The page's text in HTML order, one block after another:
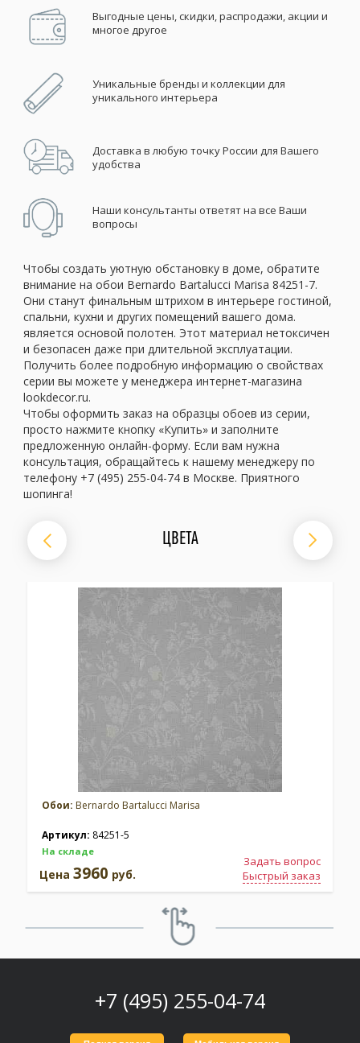
Выгодные цены, скидки, распродажи, акции и
многое другое
Уникальные бренды и коллекции для
уникального интерьера
Доставка в любую точку России для Вашего
удобства
Наши консультанты ответят на все Ваши
вопросы
Чтобы создать уютную обстановку в доме, обратите
внимание на обои Bernardo Bartalucci Marisa 84251-7.
Они станут финальным штрихом в интерьере гостиной,
спальни, кухни и других помещений вашего дома.
является основой полотен. Этот материал нетоксичен
и безопасен даже при длительной эксплуатации.
Получить более подробную информацию о свойствах
серии вы можете у менеджера интернет-магазина
lookdecor.ru.
Чтобы оформить заказ на образцы обоев из серии,
просто нажмите кнопку «Купить» и заполните
предложенную онлайн-форму. Если вам нужна
консультация, обращайтесь к нашему менеджеру по
телефону +7 (495) 255-04-74 в Москве. Приятного
шопинга!
ЦВЕТА
Обои: Bernardo Bartalucci Marisa
Артикул: 84251-5
На складе
Задать вопрос
Быстрый заказ
Цена 3960 руб.
+7 (495) 255-04-74